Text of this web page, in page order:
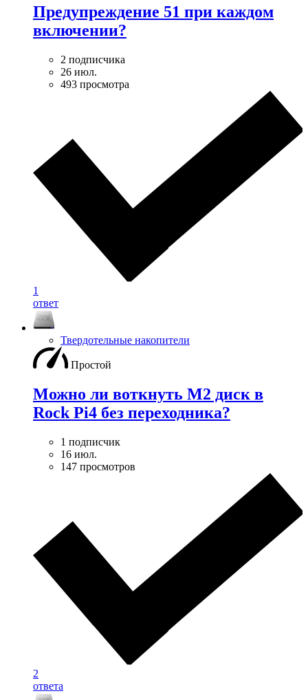
Предупреждение 51 при каждом
включении?
2 подписчика
26 июл.
493 просмотра
1
ответ
Твердотельные накопители
Простой
Можно ли воткнуть M2 диск в
Rock Pi4 без переходника?
1 подписчик
16 июл.
147 просмотров
2
ответа